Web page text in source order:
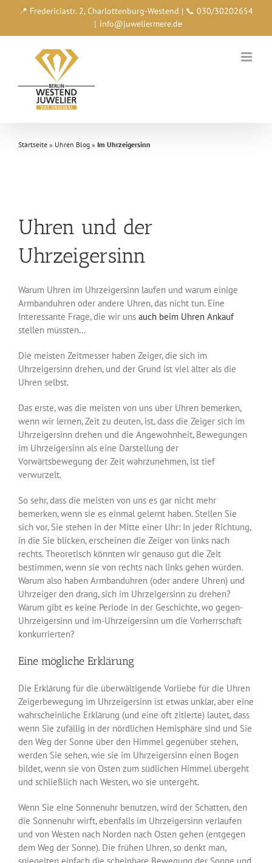
📍 Fredericiastr. 2, Charlottenburg-Westend | 📞 030/30202654
| info@juweliermere.de
Startseite » Uhren Blog » Im Uhrzeigersinn
Uhren und der
Uhrzeigersinn
Warum Uhren im Uhrzeigersinn laufen und warum einige
Armbanduhren oder andere Uhren, das nicht tun. Eine
Interessante Frage, die wir uns auch beim Uhren Ankauf
stellen müssten…
Die meisten Zeitmesser haben Zeiger, die sich im
Uhrzeigersinn drehen, und der Grund ist viel älter als die
Uhren selbst.
Das erste, was die meisten von uns über Uhren bemerken,
wenn wir lernen, Zeit zu deuten, ist, dass die Zeiger sich im
Uhrzeigersinn drehen und die Angewohnheit, Bewegungen
im Uhrzeigersinn als eine Darstellung der
Vorwärtsbewegung der Zeit wahrzunehmen, ist tief
verwurzelt.
So sehr, dass die meisten von uns es gar nicht mehr
bemerken, wenn sie es einmal gelernt haben. Stellen Sie
sich vor, Sie stehen in der Mitte einer Uhr: In jeder Richtung,
in die Sie blicken, erscheinen die Zeiger von links nach
rechts. Theoretisch könnten wir genauso gut die Zeit
bestimmen, wenn sie von rechts nach links gehen würden.
Warum also haben Armbanduhren (oder andere Uhren) und
Uhrzeiger den drang, sich im Uhrzeigersinn zu drehen?
Warum gibt es keine Periode in der Geschichte, wo gegen-
Uhrzeigersinn und im-Uhrzeigersinn um die Vorherrschaft
konkurrierten?
Eine mögliche Erklärung
Die Erklärung für die überwältigende Vorliebe für die Uhren
Zeigerbewegung im Uhrzeigersinn ist etwas unklar, aber eine
wahrscheinliche Erklärung (und eine oft zitierte) lautet, dass
wenn Sie zufällig in der nördlichen Hemisphäre sind und Sie
den Weg der Sonne über den Himmel gegenüber stehen,
werden Sie sehen, wie sie im Uhrzeigersinn einen Bogen
bildet, wenn sie von Osten zum südlichen Himmel übergeht
und schließlich nach Westen, wo sie untergeht.
Wenn Sie eine Sonnenuhr benutzen, wird der Schatten, den
die Sonnenuhr wirft, ebenfalls im Uhrzeigersinn verlaufen
und von Westen nach Norden nach Osten gehen (entgegen
dem Weg der Sonne). Die frühen Uhren, so denkt man,